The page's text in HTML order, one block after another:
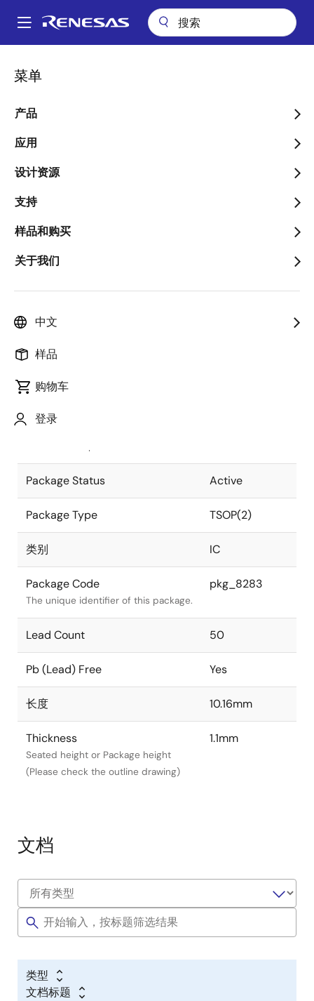
到
Main
菜单
产品
应用
设计资源
支持
样品和购买
关于我们
中文
样品
购物车
登录
面
包
屑
Name used to describe Renesas
A
Package code maintained as part of
the Renesas and Intersil merger.
JEITA Standard
The JEITA standard to which the
Package Status Active
Package Type TSOP(2)
类别 IC
Package Code
The unique identifier of this package.
pkg_8283
Lead Count 50
Pb (Lead) Free Yes
长度 10.16mm
Thickness
Seated height or Package height
(Please check the outline drawing)
1.1mm
文档
类型
文档标题